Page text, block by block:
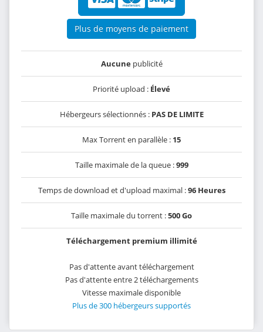
Plus de moyens de paiement
Aucunepublicité
Priorité upload : Élevé
Hébergeurs sélectionnés : PAS DE LIMITE
Max Torrent en parallèle : 15
Taille maximale de la queue :999
Temps de download et d'upload maximal :96 Heures
Taille maximale du torrent :500 Go
Téléchargement premium illimité
Pas d'attente avant téléchargement
Pas d'attente entre 2 téléchargements
Vitesse maximale disponible
Plus de 300 hébergeurs supportés